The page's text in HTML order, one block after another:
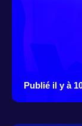
Publié il y à